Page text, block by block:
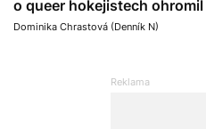
o queer hokejistech
Dominika Chrastová (Denník N)